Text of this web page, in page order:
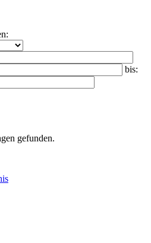
bis:
gefunden.